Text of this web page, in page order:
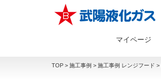
マイページ
TOP > 施工事例 > 施工事例 レンジフード >